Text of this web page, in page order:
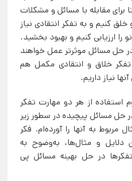
برای مقابله با مسائل و مشکلات
کنیم و به تفکر انتقادی نیاز
را ارزیابی کنیم و بهبود بخشید.
حل مسائل موثرتر عمل خواهند
خلاق و انتقادی مکمل هم
نیاز داریم.
استفاده از هر دو مهارت تفکر
حل مسائل پیچیده در سطور زیر
مربوط به آنها را آورده‌ام. فکر
دلایل و مثال‌ها، به‌وضوح به
در حل بهینه مسائل پی